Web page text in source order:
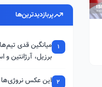
پربازدیدترین‌ها
1
میانگین قدی
برزیل، آرژانتین و
2 این عکس